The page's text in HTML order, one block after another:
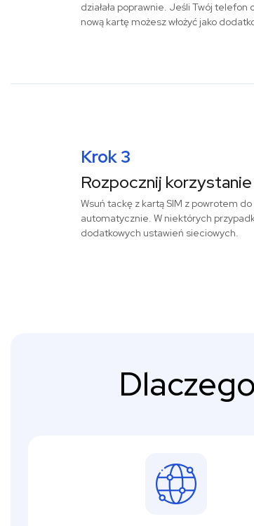
działała poprawnie. Jeśli Twój
nową kartę możesz włożyć jako
Krok 3
Rozpocznij
Wsuń tackę z kartą SIM z powrotem
automatycznie. W niektórych
dodatkowych ustawień sieciowych.